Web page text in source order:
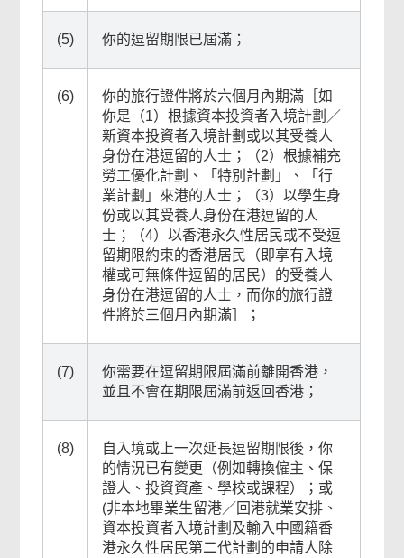
(5) 你的逗留期限已屆滿；
(6)
你的旅行證件將於六個月內期滿［如
你是（1）根據資本投資者入境計劃／
新資本投資者入境計劃或以其受養人
身份在港逗留的人士；（2）根據補充
勞工優化計劃、「特別計劃」、「行
業計劃」來港的人士；（3）以學生身
份或以其受養人身份在港逗留的人
士；（4）以香港永久性居民或不受逗
留期限約束的香港居民（即享有入境
權或可無條件逗留的居民）的受養人
身份在港逗留的人士，而你的旅行證
件將於三個月內期滿］；
(7)
你需要在逗留期限屆滿前離開香港，
並且不會在期限屆滿前返回香港；
(8)
自入境或上一次延長逗留期限後，你
的情況已有變更（例如轉換僱主、保
證人、投資資產、學校或課程）；或
(非本地畢業生留港／回港就業安排、
資本投資者入境計劃及輸入中國籍香
港永久性居民第二代計劃的申請人除